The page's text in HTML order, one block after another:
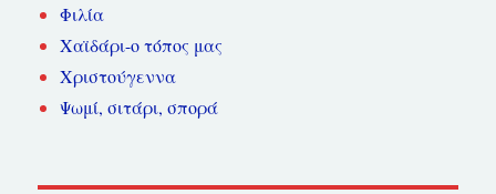
Φιλία
Χαϊδάρι-ο τόπος μας
Χριστούγεννα
Ψωμί, σιτάρι, σπορά